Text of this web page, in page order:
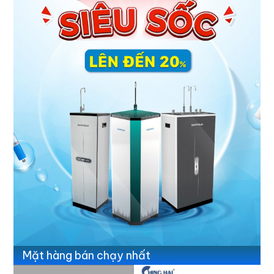
Mặt hàng bán chạy nhất